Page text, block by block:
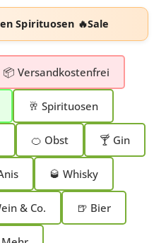
Spirituosen 🔥Sale
📦 Versandkostenfrei
🥂 Spirituosen
🍊 Obst 🍸 Gin
🥃 Whisky
& Co. 🍺 Bier